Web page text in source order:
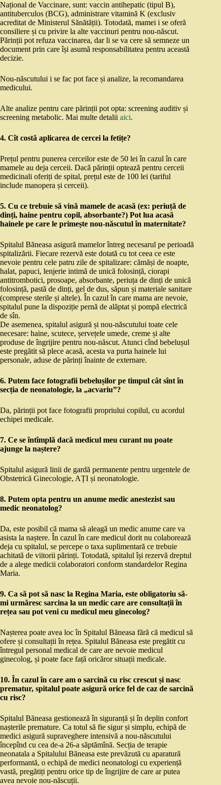
Național de Vaccinare, sunt: vaccin antihepatic (tipul B),
antituberculos (BCG), administrare vitamină K (exclusiv
acreditat de Ministerul Sănătății). Totodată, mamei i se oferă
consiliere și cu privire la alte vaccinuri pentru nou-născut.
Părinții pot refuza vaccinarea, dar li se va cere să semneze un
document prin care își asumă responsabilitatea pentru această
decizie.
Nou-născutului i se fac pot face și analize, la recomandarea
medicului.
Alte analize pentru care părinții pot opta: screening auditiv și
screening metabolic. Mai multe detalii aici.
4. Cît costă aplicarea de cercei la fetițe?
Prețul pentru punerea cerceilor este de 50 lei în cazul în care
mamele au deja cerceii. Dacă părinții optează pentru cerceii
medicinali oferiți de spital, prețul este de 100 lei (tariful
include manopera și cerceii).
5. Cu ce trebuie să vină mamele de acasă (ex: periuță de
dinți, haine pentru copil, absorbante?) Pot lua acasă
hainele pe care le primește nou-născutul în maternitate?
Spitalul Băneasa asigură mamelor întreg necesarul pe perioadă
spitalizării. Fiecare rezervă este dotată cu tot ceea ce este
nevoie pentru cele patru zile de spitalizare: cămăși de noapte,
halat, papuci, lenjerie intimă de unică folosință, ciorapi
antitrombotici, prosoape, absorbante, periuța de dinți de unică
folosință, pastă de dinți, gel de dus, săpun și materiale sanitare
(comprese sterile și altele). În cazul în care mama are nevoie,
spitalul pune la dispoziție pernă de alăptat și pompă electrică
de sîn.
De asemenea, spitalul asigură și nou-născutului toate cele
necesare: haine, scutece, șervețele umede, creme și alte
produse de îngrijire pentru nou-născut. Atunci cînd bebelușul
este pregătit să plece acasă, acesta va purta hainele lui
personale, aduse de părinți înainte de externare.
6. Putem face fotografii bebelușilor pe timpul cât sînt în
secția de neonatologie, la „acvariu”?
Da, părinții pot face fotografii propriului copilul, cu acordul
echipei medicale.
7. Ce se întîmplă dacă medicul meu curant nu poate
ajunge la naștere?
Spitalul asigură linii de gardă permanente pentru urgentele de
Obstetrică Ginecologie, AȚI și neonatologie.
8. Putem opta pentru un anume medic anestezist sau
medic neonatolog?
Da, este posibil că mama să aleagă un medic anume care va
asista la naștere. În cazul în care medicul dorit nu colaborează
deja cu spitalul, se percepe o taxa suplimentară ce trebuie
achitată de viitorii părinți. Totodată, spitalul își rezervă dreptul
de a alege medicii colaboratori conform standardelor Regina
Maria.
9. Ca să pot să nasc la Regina Maria, este obligatoriu să-
mi urmăresc sarcina la un medic care are consultații în
rețea sau pot veni cu medicul meu ginecolog?
Nașterea poate avea loc în Spitalul Băneasa fără că medicul să
ofere și consultații în rețea. Spitalul Băneasa este pregătit cu
întregul personal medical de care are nevoie medicul
ginecolog, și poate face față oricăror situații medicale.
10. În cazul în care am o sarcină cu risc crescut și nasc
prematur, spitalul poate asigură orice fel de caz de sarcină
cu risc?
Spitalul Băneasa gestionează în siguranță și în deplin confort
nașterile premature. Ca totul să fie sigur și simplu, echipă de
medici asigură supraveghere intensivă a nou-născutului
începînd cu cea de-a 26-a săptămînă. Secția de terapie
neonatala a Spitalului Băneasa este prevăzută cu aparatură
performantă, o echipă de medici neonatologi cu experiență
vastă, pregătiți pentru orice tip de îngrijire de care ar putea
avea nevoie nou-născuții.